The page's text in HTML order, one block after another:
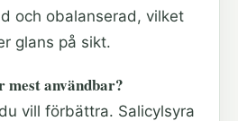
och obalanserad, vilket
glans på sikt.
mest användbar?
vill förbättra. Salicylsyra